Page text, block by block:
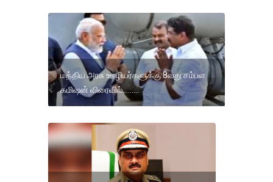
மத்திய அரசு ஊழியர்களுக்கு 8வது சம்பள
கமிஷன் விரைவில்.........